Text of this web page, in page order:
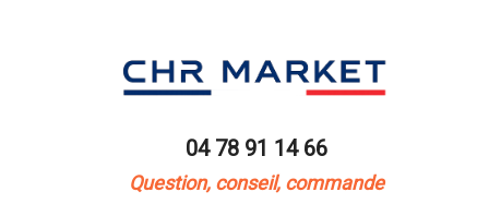
04 78 91 14 66
Question, conseil, commande